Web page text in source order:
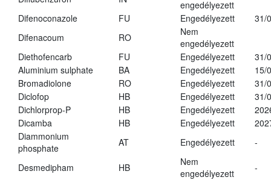
engedélyezett
Difenoconazole
FU Engedélyezett
31/
Difenacoum
RO
Nem
engedélyezett
Diethofencarb
FU Engedélyezett
31/
Aluminium sulphate
BA Engedélyezett
15/
Bromadiolone
RO Engedélyezett
31/
Diclofop
HB Engedélyezett
31/
Dichlorprop-P
HB Engedélyezett
Dicamba
HB Engedélyezett
Diammonium
phosphate
AT Engedélyezett -
Desmedipham HB
Nem
engedélyezett
-